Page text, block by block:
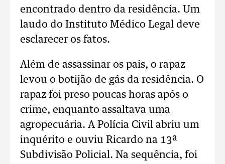
encontrado dentro da residência. Um
laudo do Instituto Médico Legal deve
esclarecer os fatos.
Além de assassinar os pais, o rapaz
levou o botijão de gás da residência. O
rapaz foi preso poucas horas após o
crime, enquanto assaltava uma
agropecuária. A Polícia Civil abriu um
inquérito e ouviu Ricardo na 13ª
Subdivisão Policial. Na sequência, foi